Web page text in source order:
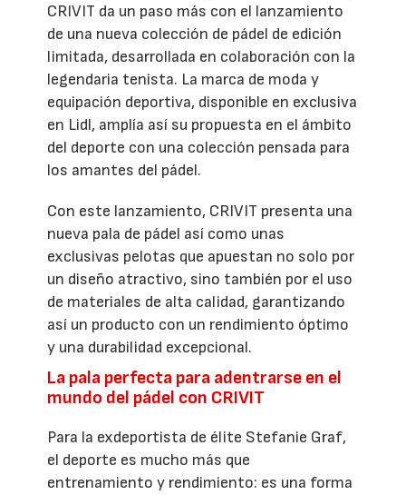
CRIVIT da un paso más con el lanzamiento
de una nueva colección de pádel de edición
limitada, desarrollada en colaboración con la
legendaria tenista. La marca de moda y
equipación deportiva, disponible en exclusiva
en Lidl, amplía así su propuesta en el ámbito
del deporte con una colección pensada para
los amantes del pádel.
Con este lanzamiento, CRIVIT presenta una
nueva pala de pádel así como unas
exclusivas pelotas que apuestan no solo por
un diseño atractivo, sino también por el uso
de materiales de alta calidad, garantizando
así un producto con un rendimiento óptimo
y una durabilidad excepcional.
La pala perfecta para adentrarse en el
mundo del pádel con CRIVIT
Para la exdeportista de élite Stefanie Graf,
el deporte es mucho más que
entrenamiento y rendimiento: es una forma